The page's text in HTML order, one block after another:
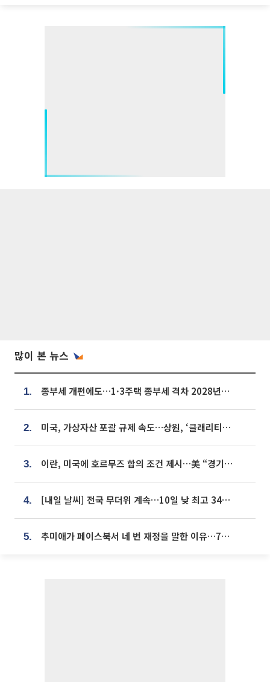
많이 본 뉴스
1. 종부세 개편에도…1·3주택 종부세 격차 2028년부터 확대
2. 미국, 가상자산 포괄 규제 속도…상원, ‘클래리티법’ 9월 절차투표 추진
3. 이란, 미국에 호르무즈 합의 조건 제시…美 “경기 아직 안 끝나” [종합]
4. [내일 날씨] 전국 무더위 계속…10일 낮 최고 34도 육박
5. 추미애가 페이스북서 네 번 재정을 말한 이유…7700억 추경 열쇠는 도의회에